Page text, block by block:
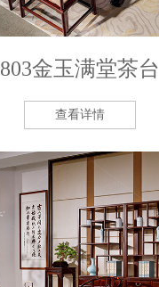
803金玉满堂茶台
查看详情